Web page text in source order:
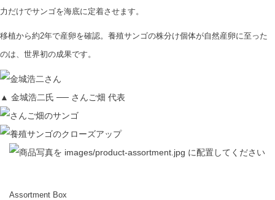
力だけでサンゴを海底に定着させます。
移植から約2年で産卵を確認。養殖サンゴの株分け個体が自然産卵に至った
のは、世界初の成果です。
▲ 金城浩二氏 ── さんご畑 代表
Assortment Box